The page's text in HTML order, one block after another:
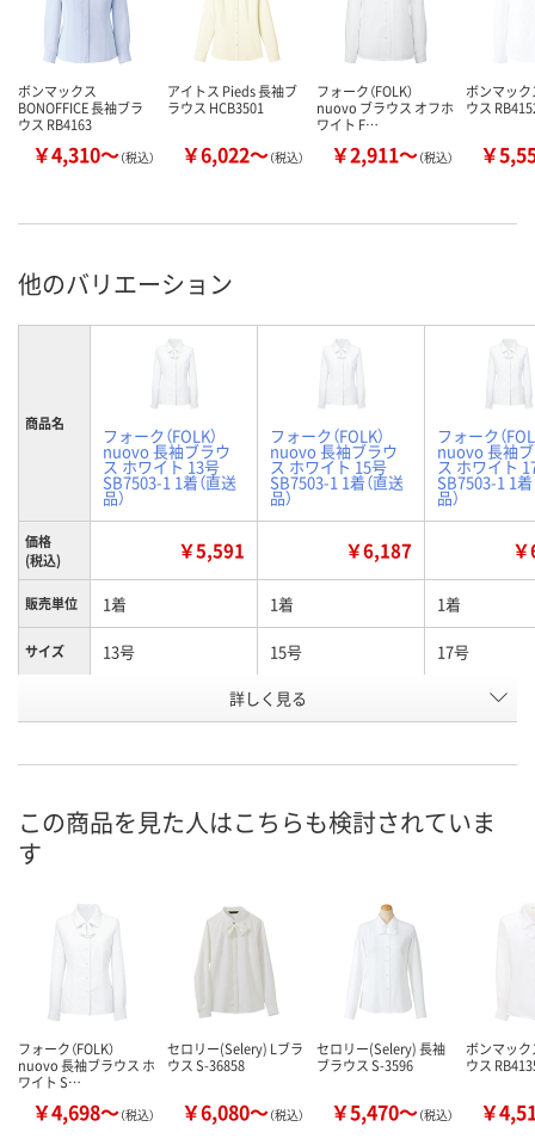
ボンマックス
BONOFFICE 長袖ブラ
ウス RB4163
￥4,310～（税込）
アイトス Pieds 長袖ブ
ラウス HCB3501
￥6,022～（税込）
フォーク（FOLK）
nuovo ブラウス オフホ
ワイト F…
￥2,911～（税込）
ボンマッ
ウス
￥
他のバリエーション
商品名
フォーク（FOLK）
nuovo 長袖ブラウ
ス ホワイト 13号
SB7503-1 1着（直送
品）
フォーク（FOLK）
nuovo 長袖ブラウ
ス ホワイト 15号
SB7503-1 1着（直送
品）
フォーク（
nuovo 長袖
ス ホワイト
SB7503-1 1着
品）
価格
(税込)
￥5,591 ￥6,187
販売単位 1着 1着 1着
サイズ 13号 15号 17号
N035166 N035167
カゴへ カゴへ
詳しく見る
この商品を見た人はこちらも検討されていま
す
フォーク（FOLK）
nuovo 長袖ブラウス ホ
ワイト S…
￥4,698～（税込）
セロリー(Selery) Lブラ
ウス S-36858
￥6,080～（税込）
セロリー(Selery) 長袖
ブラウス S-3596
￥5,470～（税込）
ボンマッ
ウス
￥